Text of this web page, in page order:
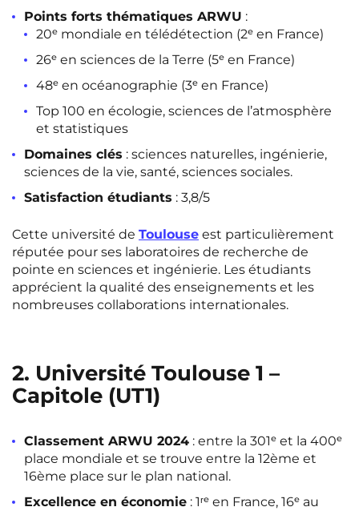
Points forts thématiques ARWU :
20ᵉ mondiale en télédétection (2ᵉ en France)
26ᵉ en sciences de la Terre (5ᵉ en France)
48ᵉ en océanographie (3ᵉ en France)
Top 100 en écologie, sciences de l’atmosphère
et statistiques
Domaines clés : sciences naturelles, ingénierie,
sciences de la vie, santé, sciences sociales.
Satisfaction étudiants : 3,8/5
Cette université de Toulouse est particulièrement
réputée pour ses laboratoires de recherche de
pointe en sciences et ingénierie. Les étudiants
apprécient la qualité des enseignements et les
nombreuses collaborations internationales.
2. Université Toulouse 1 –
Capitole (UT1)
Classement ARWU 2024 : entre la 301ᵉ et la 400ᵉ
place mondiale et se trouve entre la 12ème et
16ème place sur le plan national.
Excellence en économie : 1ʳᵉ en France, 16ᵉ au